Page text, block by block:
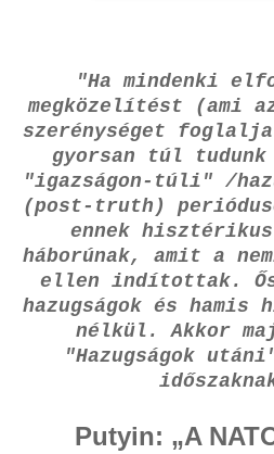
"Ha mindenki
megközelítést (ami
szerénységet foglalja
gyorsan túl
"igazságon-túli" /
(post-truth)
ennek
háborúnak, amit a
ellen indítottak.
hazugságok és hamis
nélkül. Akkor
"Hazugságok
Putyin: „A